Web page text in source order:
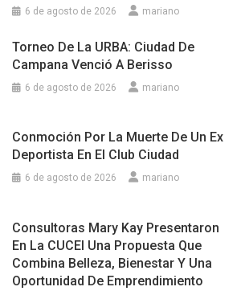
6 de agosto de 2026 mariano
Torneo De La URBA: Ciudad De
Campana Venció A Berisso
6 de agosto de 2026 mariano
Conmoción Por La Muerte De Un Ex
Deportista En El Club Ciudad
6 de agosto de 2026 mariano
Consultoras Mary Kay Presentaron
En La CUCEI Una Propuesta Que
Combina Belleza, Bienestar Y Una
Oportunidad De Emprendimiento